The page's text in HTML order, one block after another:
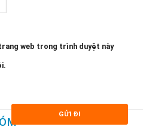
web trong trình duyệt này